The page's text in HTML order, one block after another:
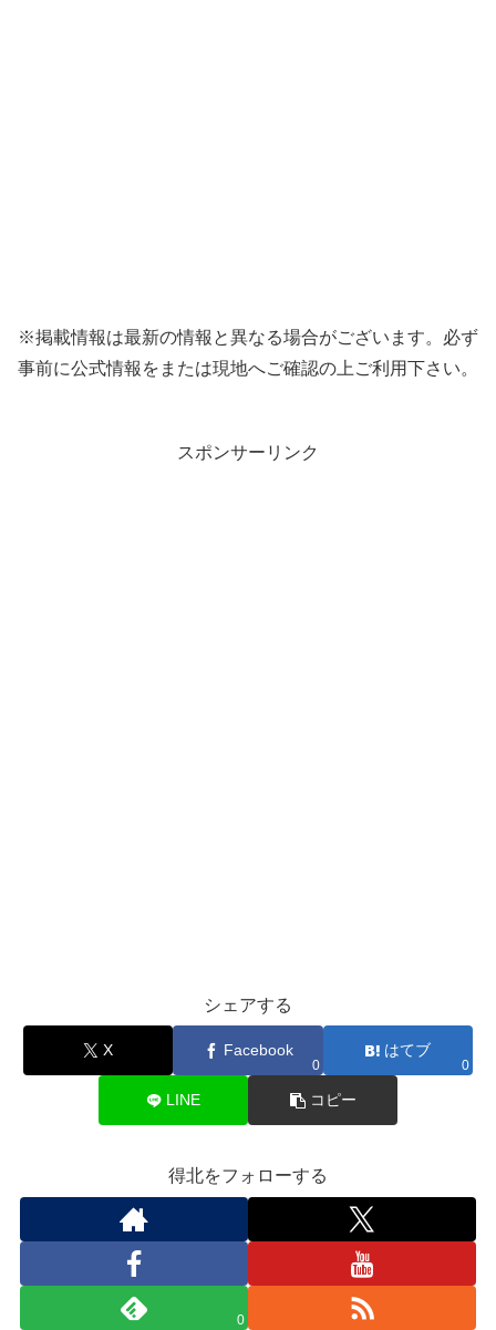
※掲載情報は最新の情報と異なる場合がございます。必ず
事前に公式情報をまたは現地へご確認の上ご利用下さい。
スポンサーリンク
シェアする
X Facebook
0
はてブ
0
LINE コピー
得北をフォローする
0